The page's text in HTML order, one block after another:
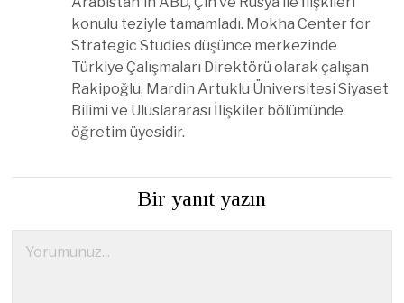
konulu teziyle tamamladı. Mokha Center for
Strategic Studies düşünce merkezinde
Türkiye Çalışmaları Direktörü olarak çalışan
Rakipoğlu, Mardin Artuklu Üniversitesi Siyaset
Bilimi ve Uluslararası İlişkiler bölümünde
öğretim üyesidir.
Bir yanıt yazın